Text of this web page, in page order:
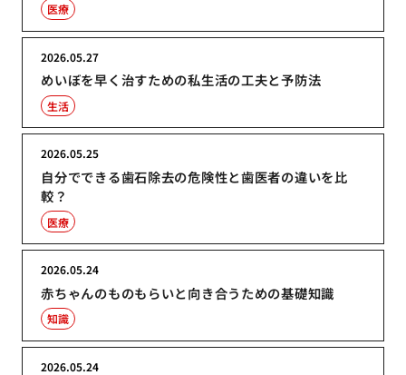
医療
めいぼを早く治すための私生活の工夫と予防法
2026.05.27
生活
自分でできる歯石除去の危険性と歯医者の違いを比
較？
2026.05.25
医療
赤ちゃんのものもらいと向き合うための基礎知識
2026.05.24
知識
2026.05.24